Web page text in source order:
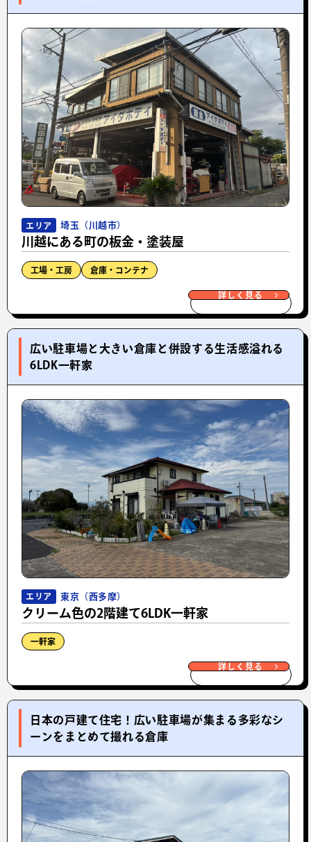
エリア 埼玉（川越市）
川越にある町の板金・塗装屋
工場・工房 倉庫・コンテナ
詳しく見る
広い駐車場と大きい倉庫と併設する生活感溢れる
6LDK一軒家
エリア 東京（西多摩）
クリーム色の2階建て6LDK一軒家
一軒家
詳しく見る
日本の戸建て住宅！広い駐車場が集まる多彩なシ
ーンをまとめて撮れる倉庫